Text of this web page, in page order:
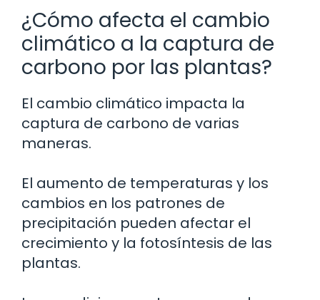
¿Cómo afecta el cambio
climático a la captura de
carbono por las plantas?
El cambio climático impacta la
captura de carbono de varias
maneras.
El aumento de temperaturas y los
cambios en los patrones de
precipitación pueden afectar el
crecimiento y la fotosíntesis de las
plantas.